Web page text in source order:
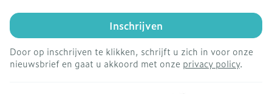
Inschrijven
Door op inschrijven te klikken, schrijft u zich in voor onze
nieuwsbrief en gaat u akkoord met onze privacy policy.